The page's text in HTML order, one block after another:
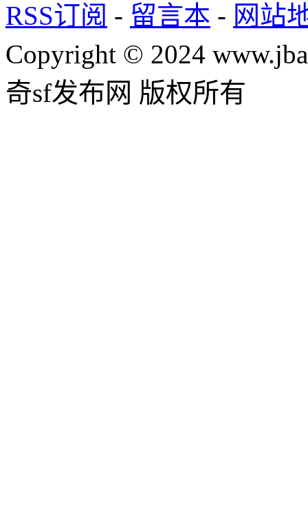
RSS订阅 - 留言本 - 网站
Copyright © 2024
奇sf发布网 版权所有